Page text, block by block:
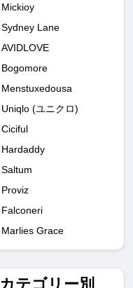
Mickioy
Sydney Lane
AVIDLOVE
Bogomore
Menstuxedousa
Uniqlo (ユニクロ)
Ciciful
Hardaddy
Saltum
Proviz
Falconeri
Marlies Grace
カテゴリー別